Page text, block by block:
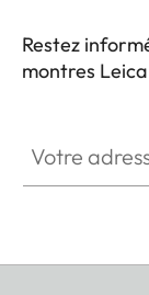
Restez
montres